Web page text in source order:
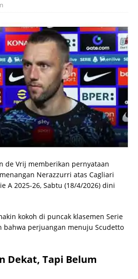
de Vrij memberikan pernyataan
Nerazzurri atas Cagliari
A 2025-26, Sabtu (18/4/2026) dini
kokoh di puncak klasemen Serie
bahwa perjuangan menuju Scudetto
Dekat, Tapi Belum